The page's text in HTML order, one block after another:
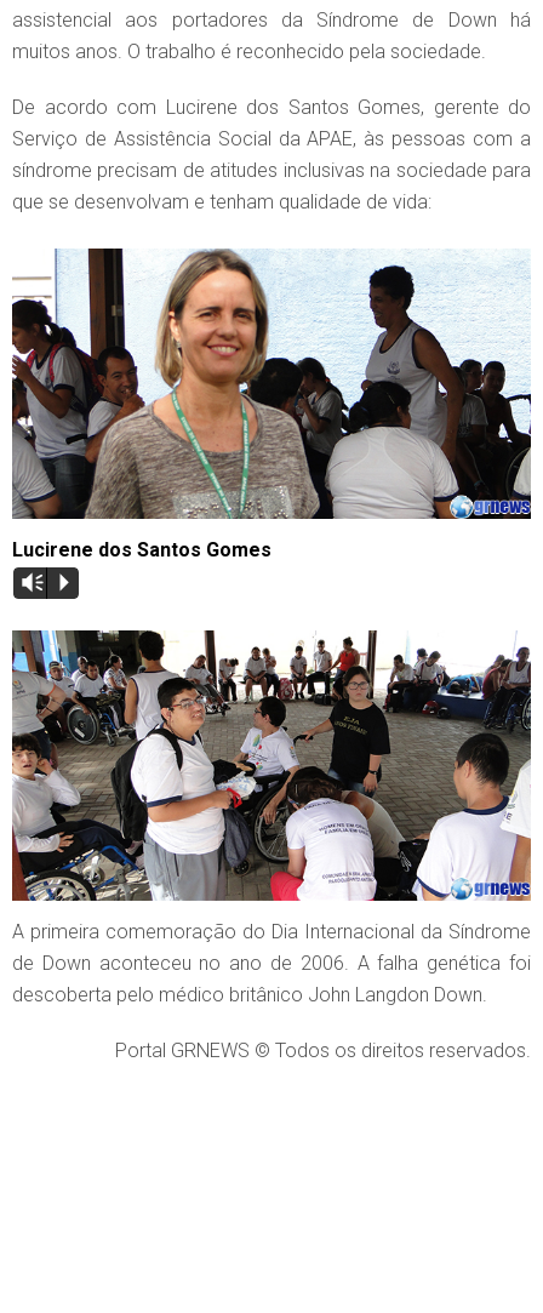
assistencial aos portadores da Síndrome de Down há
muitos anos. O trabalho é reconhecido pela sociedade.
De acordo com Lucirene dos Santos Gomes, gerente do
Serviço de Assistência Social da APAE, às pessoas com a
síndrome precisam de atitudes inclusivas na sociedade para
que se desenvolvam e tenham qualidade de vida:
Lucirene dos Santos Gomes
Vm P
A primeira comemoração do Dia Internacional da Síndrome
de Down aconteceu no ano de 2006. A falha genética foi
descoberta pelo médico britânico John Langdon Down.
Portal GRNEWS © Todos os direitos reservados.